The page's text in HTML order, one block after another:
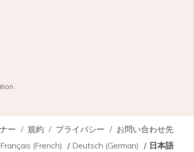
ー 規約 プライバシー
お問い合わせ先
Français (French) Deutsch (German) 日本語